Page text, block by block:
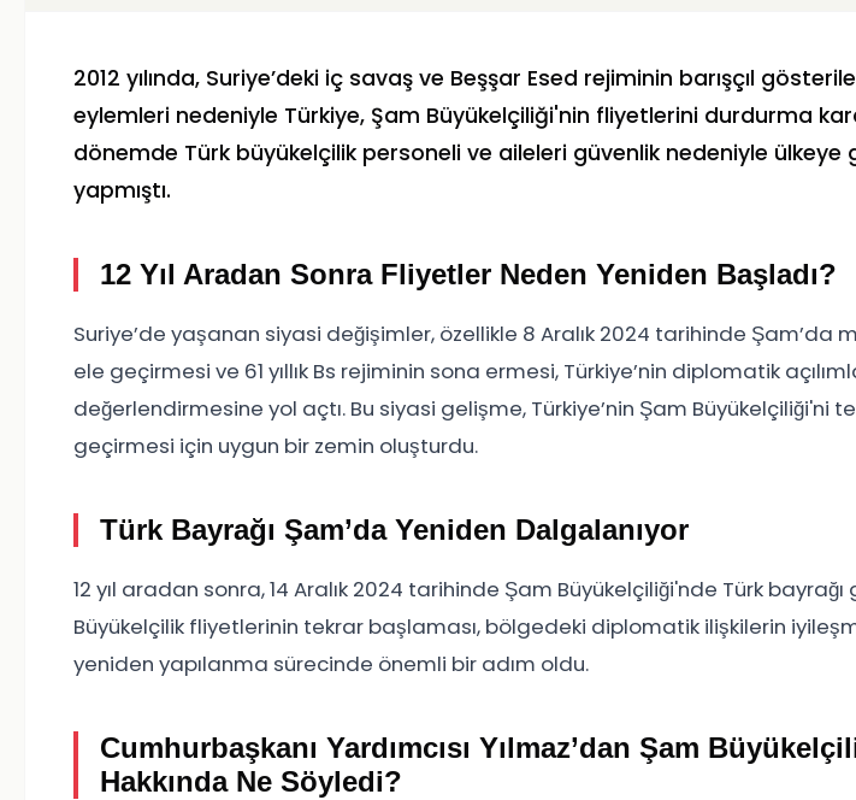
2012 yılında, Suriye’deki iç savaş ve Beşşar Esed rejiminin barışçıl
eylemleri nedeniyle Türkiye, Şam Büyükelçiliği'nin fliyetlerini durdurma
dönemde Türk büyükelçilik personeli ve aileleri güvenlik nedeniyle ülkeye
yapmıştı.
12 Yıl Aradan Sonra Fliyetler Neden Yeniden Başladı?
Suriye’de yaşanan siyasi değişimler, özellikle 8 Aralık 2024 tarihinde Şam’da
ele geçirmesi ve 61 yıllık Bs rejiminin sona ermesi, Türkiye’nin diplomatik
değerlendirmesine yol açtı. Bu siyasi gelişme, Türkiye’nin Şam Büyükelçiliği'ni
geçirmesi için uygun bir zemin oluşturdu.
Türk Bayrağı Şam’da Yeniden Dalgalanıyor
12 yıl aradan sonra, 14 Aralık 2024 tarihinde Şam Büyükelçiliği'nde Türk
Büyükelçilik fliyetlerinin tekrar başlaması, bölgedeki diplomatik ilişkilerin
yeniden yapılanma sürecinde önemli bir adım oldu.
Cumhurbaşkanı Yardımcısı Yılmaz’dan Şam
Hakkında Ne Söyledi?